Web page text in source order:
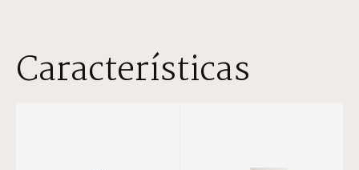
Características